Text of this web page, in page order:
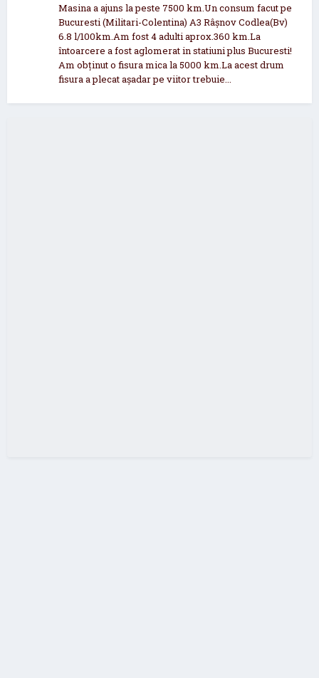
Masina a ajuns la peste 7500 km.Un consum facut pe
Bucuresti (Militari-Colentina) A3 Râșnov Codlea(Bv)
6.8 l/100km.Am fost 4 adulti aprox.360 km.La
întoarcere a fost aglomerat in statiuni plus Bucuresti!
Am obținut o fisura mica la 5000 km.La acest drum
fisura a plecat așadar pe viitor trebuie...